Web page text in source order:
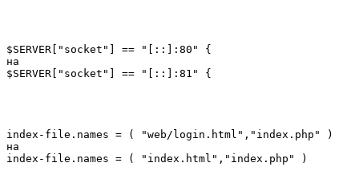
$SERVER["socket"] == ":80" {
$SERVER["socket"] == "[::]:80" {